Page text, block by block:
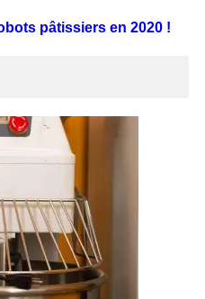
pâtissiers en 2020 !